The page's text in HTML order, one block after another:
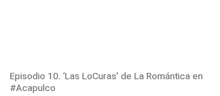
Episodio 10. ‘Las LoCuras’ de La Romántica en
#Acapulco